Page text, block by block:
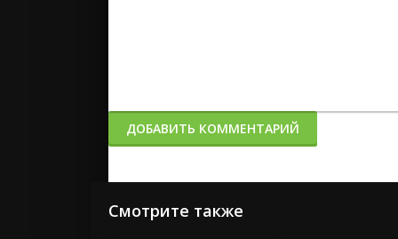
ДОБАВИТЬ КОММЕНТАРИЙ
Смотрите также